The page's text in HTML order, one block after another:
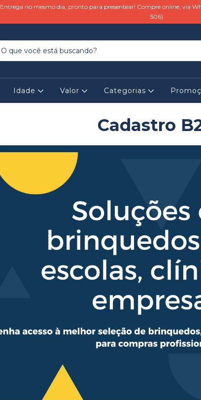
Entrega no mesmo dia, pronto para presentear! Compre online, via
506)
Idade Valor Categorias
Cadastro